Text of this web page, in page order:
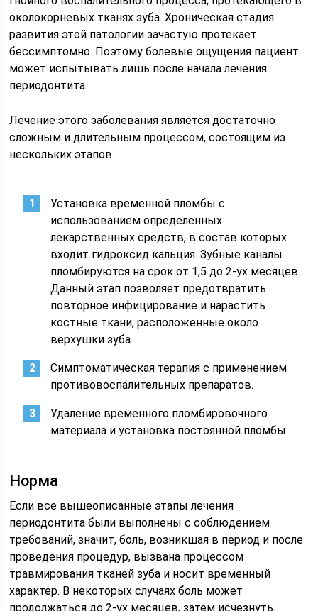
околокорневых тканях зуба. Хроническая стадия
развития этой патологии зачастую протекает
бессимптомно. Поэтому болевые ощущения пациент
может испытывать лишь после начала лечения
периодонтита.
Лечение этого заболевания является достаточно
сложным и длительным процессом, состоящим из
нескольких этапов.
Установка временной пломбы с
использованием определенных
лекарственных средств, в состав которых
входит гидроксид кальция. Зубные каналы
пломбируются на срок от 1,5 до 2-ух месяцев.
Данный этап позволяет предотвратить
повторное инфицирование и нарастить
костные ткани, расположенные около
верхушки зуба.
Симптоматическая терапия с применением
противовоспалительных препаратов.
Удаление временного пломбировочного
материала и установка постоянной пломбы.
Норма
Если все вышеописанные этапы лечения
периодонтита были выполнены с соблюдением
требований, значит, боль, возникшая в период и после
проведения процедур, вызвана процессом
травмирования тканей зуба и носит временный
характер. В некоторых случаях боль может
продолжаться до 2-ух месяцев, затем исчезнуть.